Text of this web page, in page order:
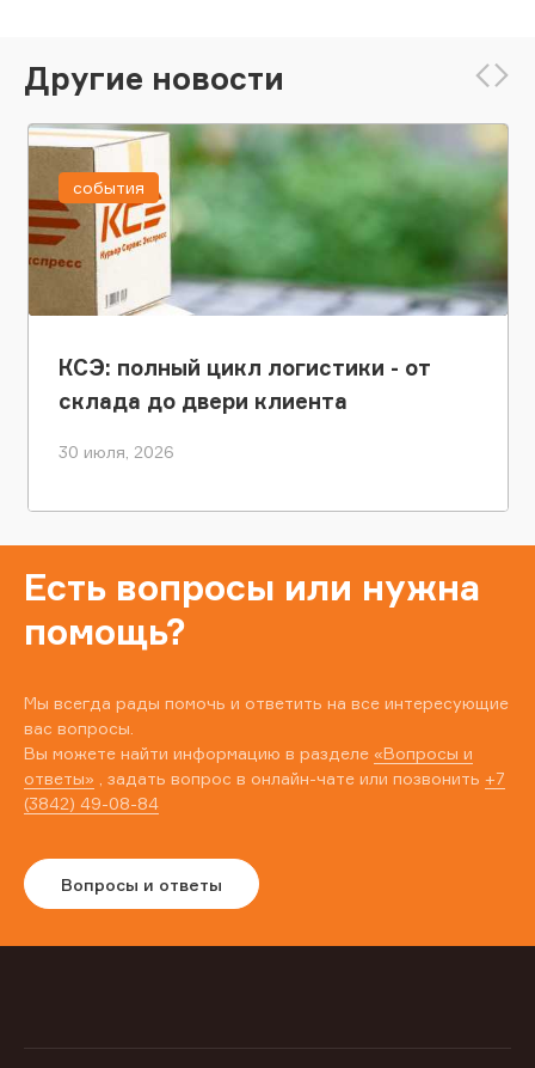
Другие новости
КСЭ: полный цикл логистики - от
склада до двери клиента
30 июля, 2026
события
Есть вопросы или нужна
помощь?
Мы всегда рады помочь и ответить на все интересующие
вас вопросы.
Вы можете найти информацию в разделе «Вопросы и
ответы» , задать вопрос в онлайн-чате или позвонить +7
(3842) 49-08-84
Вопросы и ответы